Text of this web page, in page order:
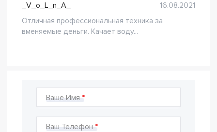
_V_o_L_n_A_
16.08.2021
Отличная профессиональная техника за
вменяемые деньги. Качает воду...
Ваше Имя
Ваш Телефон